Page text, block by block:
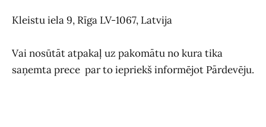
Kleistu iela 9, Rīga LV-1067, Latvija
Vai nosūtāt atpakaļ uz pakomātu no kura tika
saņemta prece par to iepriekš informējot Pārdevēju.